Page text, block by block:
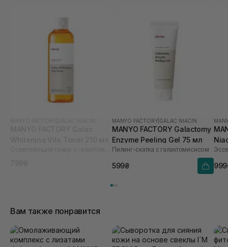
MANYO FACTORY GALAC NIACIN
MANYO FACTORY Galactomy
Enzyme Peeling Gel 75 мл
Пилинг-скатка с галактомисисом
599₴
Вам также понравится